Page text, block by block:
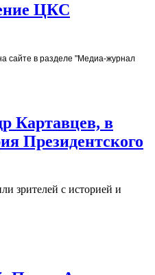
ЦКC
сайте в разделе "Медиа-журнал
Картавцев, в
Президентского
зрителей с историей и